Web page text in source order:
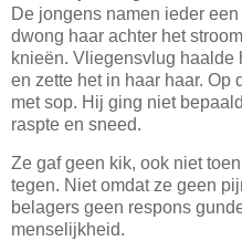
De jongens namen ieder
dwong haar achter het
knieën. Vliegensvlug haalde
en zette het in haar haar. Op
met sop. Hij ging niet
raspte en sneed.
Ze gaf geen kik, ook niet
tegen. Niet omdat ze geen
belagers geen respons
menselijkheid.